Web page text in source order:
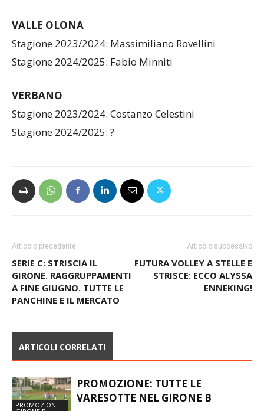
VALLE OLONA
Stagione 2023/2024: Massimiliano Rovellini
Stagione 2024/2025: Fabio Minniti
VERBANO
Stagione 2023/2024: Costanzo Celestini
Stagione 2024/2025: ?
Articolo precedente
SERIE C: STRISCIA IL
GIRONE. RAGGRUPPAMENTI
A FINE GIUGNO. TUTTE LE
PANCHINE E IL MERCATO
Articolo successivo
FUTURA VOLLEY A STELLE E
STRISCE: ECCO ALYSSA
ENNEKING!
ARTICOLI CORRELATI
PROMOZIONE
PROMOZIONE: TUTTE LE
VARESOTTE NEL GIRONE B